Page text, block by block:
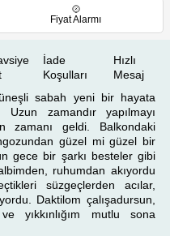
Fiyat Alarmı
İade
Koşulları
Hızlı
Mesaj
sabah yeni bir hayata
zamandır yapılmayı
zamanı geldi. Balkondaki
güzel mi güzel bir
gece bir şarkı besteler gibi
ruhumdan akıyordu
süzgeçlerden acılar,
Daktilom çalışadursun,
yıkkınlığım mutlu sona